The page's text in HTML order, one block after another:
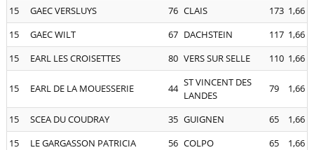
15
GAEC VERSLUYS 76 CLAIS 173 1,66
15
GAEC WILT 67 DACHSTEIN 117 1,66
15
EARL LES CROISETTES 80 VERS SUR SELLE 110 1,66
15 EARL DE LA MOUESSERIE 44 ST VINCENT DES
LANDES
79 1,66
15 SCEA DU COUDRAY 35 GUIGNEN 65
1,66
15
LE GARGASSON PATRICIA 56 COLPO 65
1,66